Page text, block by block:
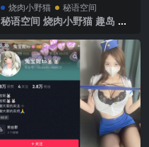
烧肉小野猫 秘语空间
秘语空间 烧肉小野猫 趣岛 N
完整版